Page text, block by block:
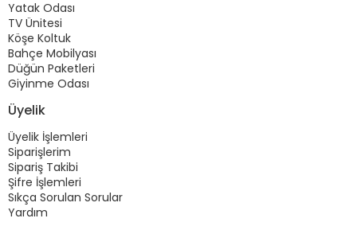
Yatak Odası
TV Ünitesi
Köşe Koltuk
Bahçe Mobilyası
Düğün Paketleri
Giyinme Odası
Üyelik
Üyelik İşlemleri
Siparişlerim
Sipariş Takibi
Şifre İşlemleri
Sıkça Sorulan Sorular
Yardım